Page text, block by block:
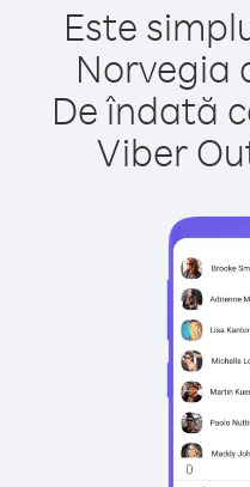
Este
Norvegia
De îndată
Viber